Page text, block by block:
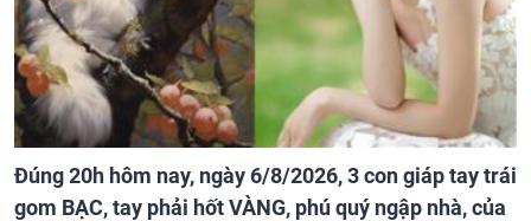
Đúng 20h hôm nay, ngày 6/8/2026, 3 con giáp tay trái
gom BẠC, tay phải hốt VÀNG, phú quý ngập nhà, của